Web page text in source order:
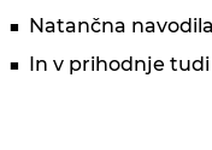
Natančna
In v prihodnje